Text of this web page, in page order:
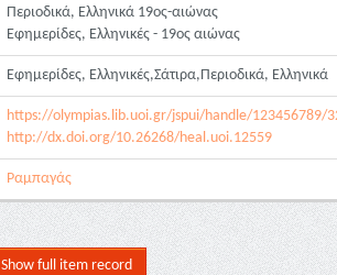
Περιοδικά, Ελληνικά 19ος-αιώνας
Εφημερίδες, Ελληνικές - 19ος αιώνας
Εφημερίδες, Ελληνικές,Σάτιρα,Περιοδικά, Ελληνικά
https://olympias.lib.uoi.gr/jspui/handle/123456789/
http://dx.doi.org/10.26268/heal.uoi.12559
Ραμπαγάς
Show full item record